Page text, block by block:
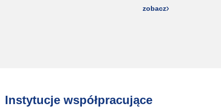
zobacz
Instytucje współpracujące